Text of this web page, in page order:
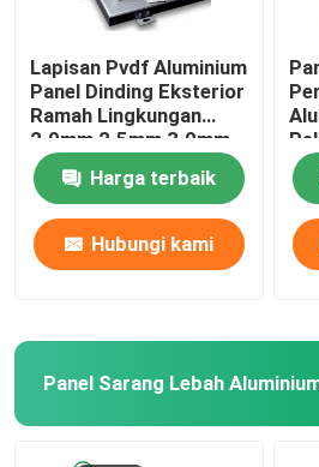
Plafon Strip Aluminium
Berbaring Di Ubin Langit-
Panel Dinding Art Deco
Penutup Pendingin Udara
lembaran aluminium yang
Lapisan Pvdf Aluminium
Panel Dinding Eksterior
Ramah Lingkungan
2.0mm 2.5mm 3.0mm
Harga terbaik
Hubungi kami
Panel Sarang Lebah